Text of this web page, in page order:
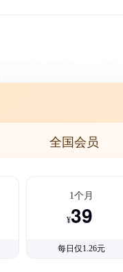
全国会员
1个月
¥39
每日仅1.26元